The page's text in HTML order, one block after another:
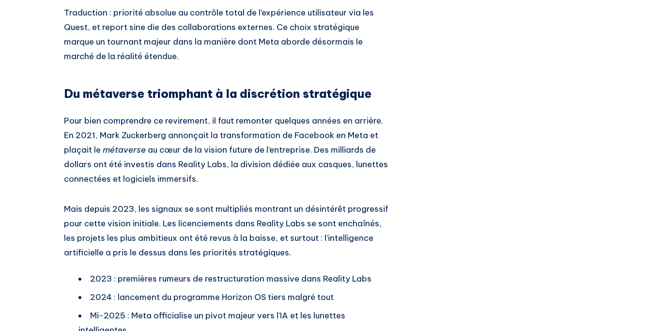
Traduction : priorité absolue au contrôle total de l’expérience utilisateur via les
Quest, et report sine die des collaborations externes. Ce choix stratégique
marque un tournant majeur dans la manière dont Meta aborde désormais le
marché de la réalité étendue.
Du métaverse triomphant à la discrétion stratégique
Pour bien comprendre ce revirement, il faut remonter quelques années en arrière.
En 2021, Mark Zuckerberg annonçait la transformation de Facebook en Meta et
plaçait le métaverse au cœur de la vision future de l’entreprise. Des milliards de
dollars ont été investis dans Reality Labs, la division dédiée aux casques, lunettes
connectées et logiciels immersifs.
Mais depuis 2023, les signaux se sont multipliés montrant un désintérêt progressif
pour cette vision initiale. Les licenciements dans Reality Labs se sont enchaînés,
les projets les plus ambitieux ont été revus à la baisse, et surtout : l’intelligence
artificielle a pris le dessus dans les priorités stratégiques.
2023 : premières rumeurs de restructuration massive dans Reality Labs
2024 : lancement du programme Horizon OS tiers malgré tout
Mi-2025 : Meta officialise un pivot majeur vers l’IA et les lunettes